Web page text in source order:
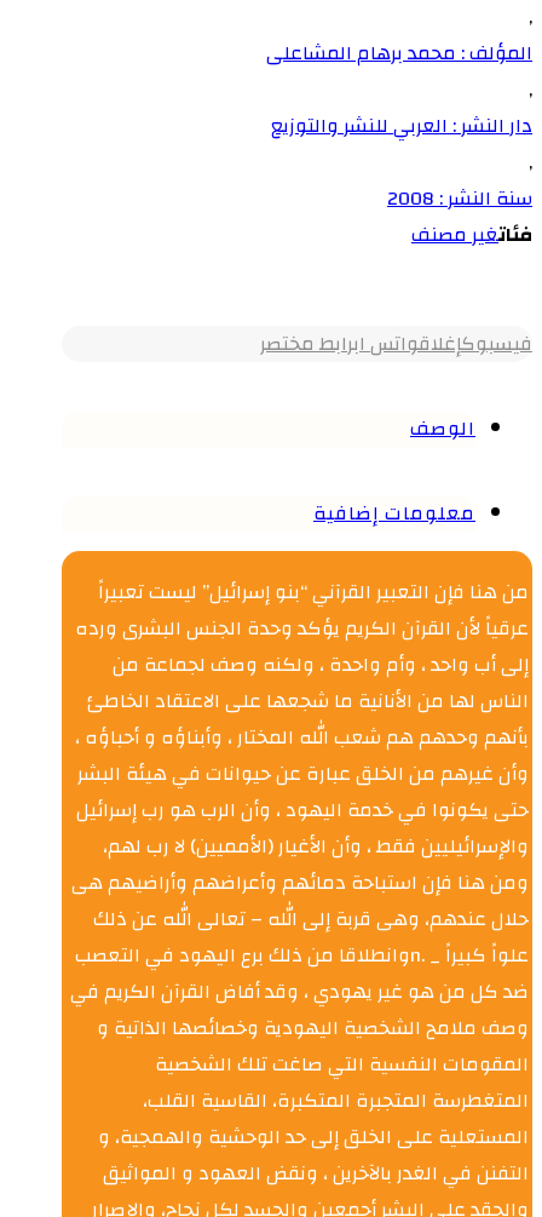
,
المؤلف : محمد برهام المشاعلى
,
دار النشر : العربي للنشر والتوزيع
,
سنة النشر : 2008
فئاتغير مصنف
فيسبوكإغلاقواتس ابرابط مختصر
الوصف
معلومات إضافية
من هنا فإن التعبير القرآني “بنو إسرائيل” ليست تعبيراً
عرقياً لأن القرآن الكريم يؤكد وحدة الجنس البشرى ورده
إلى أب واحد ، وأم واحدة ، ولكنه وصف لجماعة من
الناس لها من الأنانية ما شجعها على الاعتقاد الخاطئ
بأنهم وحدهم هم شعب الله المختار ، وأبناؤه و أحباؤه ،
وأن غيرهم من الخلق عبارة عن حيوانات في هيئة البشر
حتى يكونوا في خدمة اليهود ، وأن الرب هو رب إسرائيل
والإسرائيليين فقط ، وأن الأغيار (الأمميين) لا رب لهم،
ومن هنا فإن استباحة دمائهم وأعراضهم وأراضيهم هى
حلال عندهم، وهى قربة إلى الله – تعالى الله عن ذلك
علواً كبيراً _ .nوانطلاقا من ذلك برع اليهود في التعصب
ضد كل من هو غير يهودي ، وقد أفاض القرآن الكريم في
وصف ملامح الشخصية اليهودية وخصائصها الذاتية و
المقومات النفسية التي صاغت تلك الشخصية
المتغطرسة المتجبرة المتكبرة، القاسية القلب،
المستعلية على الخلق إلى حد الوحشية والهمجية، و
التفنن في الغدر بالآخرين ، ونقض العهود و المواثيق
والحقد على البشر أجمعين والحسد لكل نجاح، والإصرار